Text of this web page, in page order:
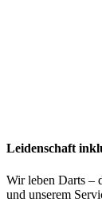
Leidenschaft
Wir leben Darts –
und unserem